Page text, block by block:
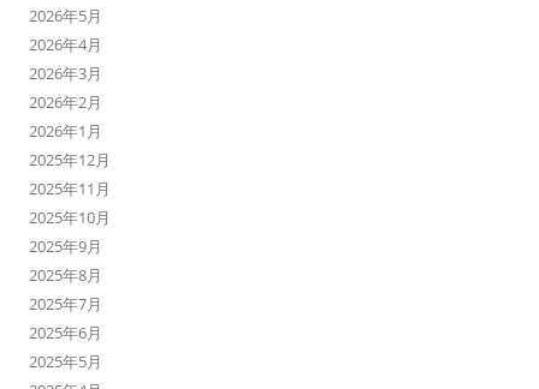
2026年5月
2026年4月
2026年3月
2026年2月
2026年1月
2025年12月
2025年11月
2025年10月
2025年9月
2025年8月
2025年7月
2025年6月
2025年5月